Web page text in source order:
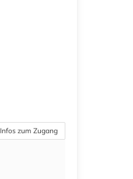
Infos zum Zugang